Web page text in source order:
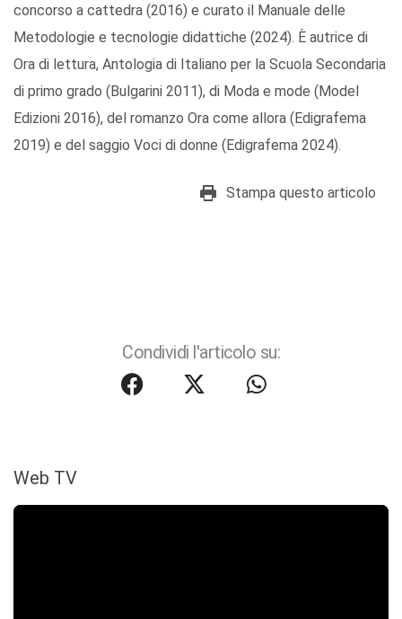
concorso a cattedra (2016) e curato il Manuale delle
Metodologie e tecnologie didattiche (2024). È autrice di
Ora di lettura, Antologia di Italiano per la Scuola Secondaria
di primo grado (Bulgarini 2011), di Moda e mode (Model
Edizioni 2016), del romanzo Ora come allora (Edigrafema
2019) e del saggio Voci di donne (Edigrafema 2024).
Stampa questo articolo
Condividi l'articolo su:
Web TV